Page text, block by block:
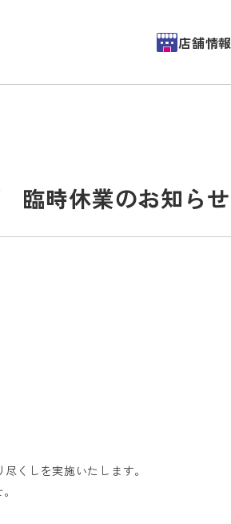
店舗情報
臨時休業のお知らせ
くしを実施いたします。